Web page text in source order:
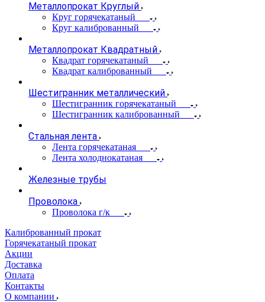
Металлопрокат Круглый
Круг горячекатаный
Круг калиброванный
Металлопрокат Квадратный
Квадрат горячекатаный
Квадрат калиброванный
Шестигранник металлический
Шестигранник горячекатаный
Шестигранник калиброванный
Стальная лента
Лента горячекатаная
Лента холоднокатаная
Железные трубы
Проволока
Проволока г/к
Калиброванный прокат
Горячекатаный прокат
Акции
Доставка
Оплата
Контакты
О компании